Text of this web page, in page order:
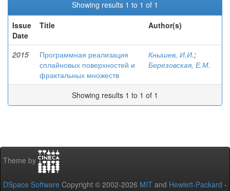
Showing results 1 to 1 of 1
Issue
Date
Title Author(s)
2015
Программная реализация
сплайновых поверхностей и
фрактальных множеств
Кнышев, И.И.;
Березовская, Е.М.
Showing results 1 to 1 of 1
Theme by
DSpace Software Copyright © 2002-2026 MIT and Hewlett-Packard -